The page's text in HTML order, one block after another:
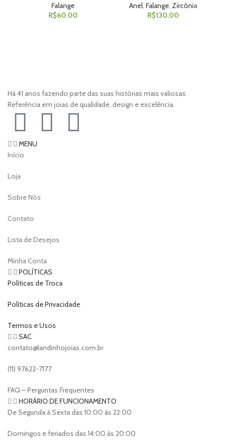
Falange
R$60,00
Anel, Falange, Zircônia
R$130,00
Há 41 anos fazendo parte das suas histórias mais valiosas.
Referência em joias de qualidade, design e excelência.
MENU
Início
Loja
Sobre Nós
Contato
Lista de Desejos
Minha Conta
POLÍTICAS
Políticas de Troca
Políticas de Privacidade
Termos e Usos
SAC
contato@landinhojoias.com.br
(11) 97622-7177
FAQ – Perguntas Frequentes
HORÁRIO DE FUNCIONAMENTO
De Segunda à Sexta das 10:00 às 22:00
Domingos e feriados das 14:00 às 20:00